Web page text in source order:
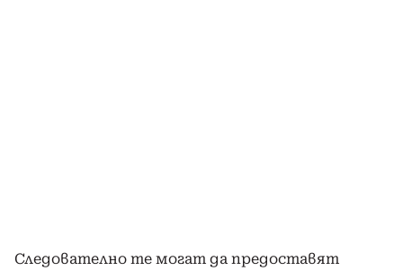
Следователно те могат да предоставят